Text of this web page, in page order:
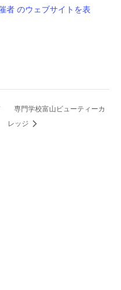
者 のウェブサイトを表
専門学校富山ビューティーカ
レッジ